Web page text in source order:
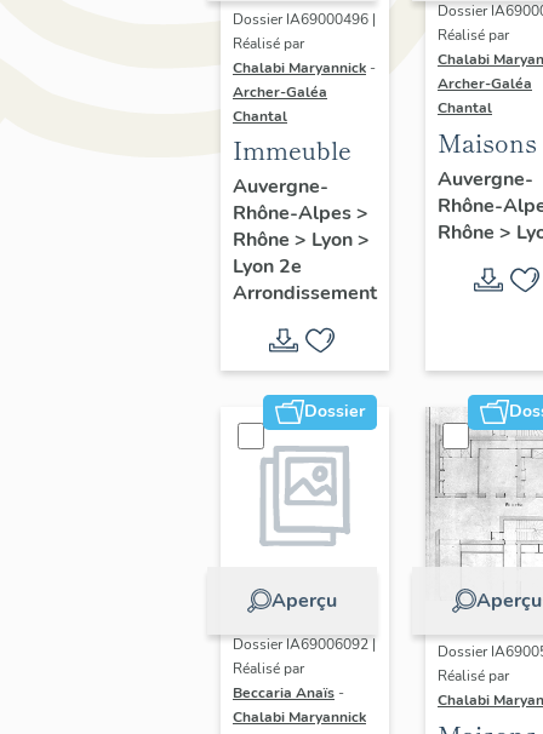
Dossier IA69000496 |
Réalisé par
Chalabi Maryannick -
Archer-Galéa
Chantal
Immeuble
Auvergne-
Rhône-Alpes>
Rhône > Lyon>
Lyon 2e
Arrondissement
Dossier
Réalisé par
Chalabi
Archer-Galéa
Chantal
Maisons
Auvergne-
Rhône-
Rhône >
Dossier
Aperçu
Dossier IA69006092 |
Réalisé par
Beccaria Anaïs -
Chalabi Maryannick
Aperçu
Dossier
Réalisé par
Chalabi